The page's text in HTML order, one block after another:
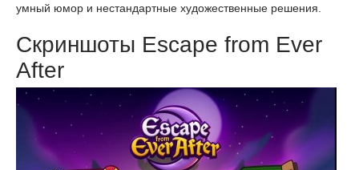
умный юмор и нестандартные художественные решения.
Скриншоты Escape from Ever
After